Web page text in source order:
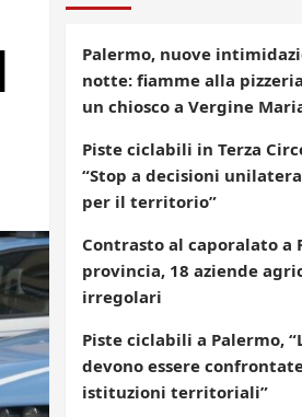
Palermo, nuove
notte: fiamme alla
un chiosco a Vergine
Piste ciclabili in Terza
“Stop a decisioni
per il territorio”
Contrasto al caporalato a
provincia, 18 aziende
irregolari
Piste ciclabili a Palermo,
devono essere
istituzioni territoriali”